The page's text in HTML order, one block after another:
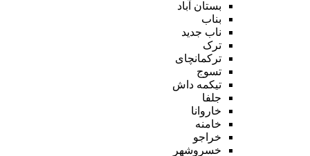
بستان آباد
بناب
ناب جدید
ترک
ترکمانچای
تسوج
تیکمه داش
جلفا
خاروانا
خامنه
خراجو
خسروشهر